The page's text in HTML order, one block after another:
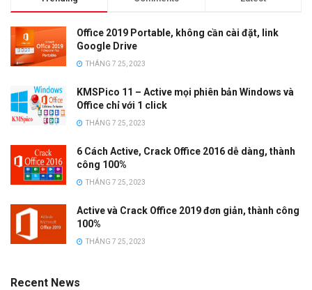
Office 2019 Portable, không cần cài đặt, link
Google Drive
THÁNG 7 25, 2023
KMSPico 11 – Active mọi phiên bản Windows và
Office chỉ với 1 click
THÁNG 7 25, 2023
6 Cách Active, Crack Office 2016 dễ dàng, thành
công 100%
THÁNG 7 25, 2023
Active và Crack Office 2019 đơn giản, thành công
100%
THÁNG 7 25, 2023
Recent News